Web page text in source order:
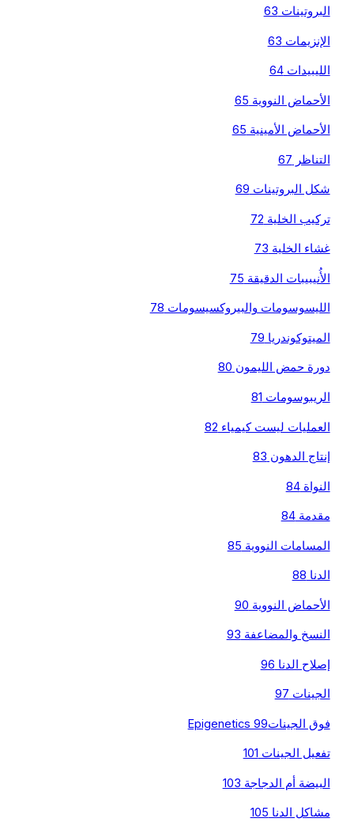
البروتينات 63
الإنزيمات 63
الليبيدات 64
الأحماض النووية 65
الأحماض الأمينية 65
التناظر 67
شكل البروتينات 69
تركيب الخلية 72
غشاء الخلية 73
الأُنيبيبات الدقيقة 75
الليسوسومات والبيروكسيسومات 78
الميتوكوندريا 79
دورة حمض الليمون 80
الريبوسومات 81
العمليات ليست كيمياء 82
إنتاج الدهون 83
النواة 84
مقدمة 84
المسامات النووية 85
الدنا 88
الأحماض النووية 90
النسخ والمضاعفة 93
إصلاح الدنا 96
الجينات 97
فوق الجيناتEpigenetics 99
تفعيل الجينات 101
البيضة أم الدجاجة 103
مشاكل الدنا 105